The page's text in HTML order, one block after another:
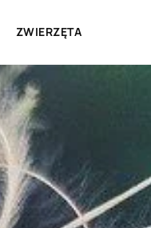
ZWIERZĘTA